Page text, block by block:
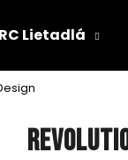
RC Lietadlá